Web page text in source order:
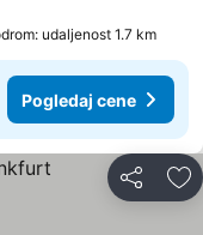
udaljenost 1.7 km
Pogledaj cene
Deli